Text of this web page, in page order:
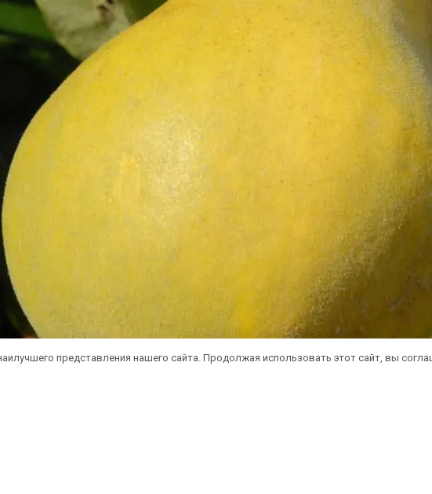
представления нашего сайта. Продолжая использовать этот сайт, вы